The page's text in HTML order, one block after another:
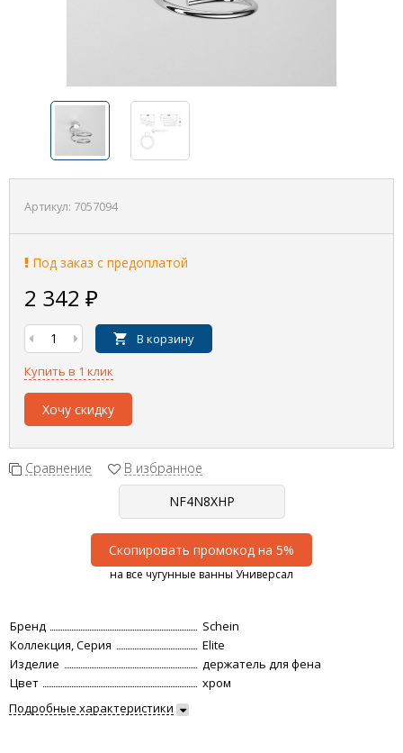
Артикул: 7057094
Под заказ с предоплатой
2 342 ₽
В корзину
Купить в 1 клик
Хочу скидку
Сравнение В избранное
Скопировать промокод на 5%
на все чугунные ванны Универсал
Бренд
Schein
Коллекция, Серия
Elite
Изделие
держатель для фена
Цвет
хром
Подробные характеристики